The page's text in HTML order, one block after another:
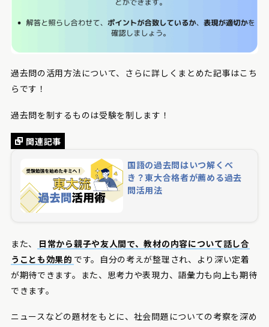
過去問の活用方法について、さらに詳しくまとめた記事はこち
らです！
過去問を制するものは受験を制します！
関連記事
国語の過去問はいつ解くべ
き？東大合格者が薦める過去
問活用法
また、
日常から親子や友人間で、教材の内容について話し合
うことも効果的 です。自分の考えが整理され、より深い定着
が期待できます。また、思考力や表現力、語彙力も向上も期待
できます。
ニュースなどの題材をもとに、社会問題についての考察を深め